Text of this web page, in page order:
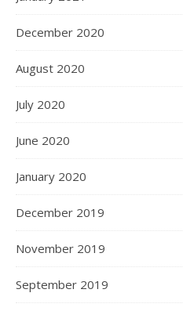
December 2020
August 2020
July 2020
June 2020
January 2020
December 2019
November 2019
September 2019